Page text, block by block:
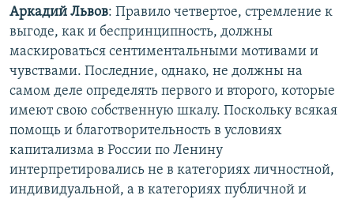
Аркадий Львов: Правило четвертое, стремление к
выгоде, как и беспринципность, должны
маскироваться сентиментальными мотивами и
чувствами. Последние, однако, не должны на
самом деле определять первого и второго, которые
имеют свою собственную шкалу. Поскольку всякая
помощь и благотворительность в условиях
капитализма в России по Ленину
интерпретировались не в категориях личностной,
индивидуальной, а в категориях публичной и